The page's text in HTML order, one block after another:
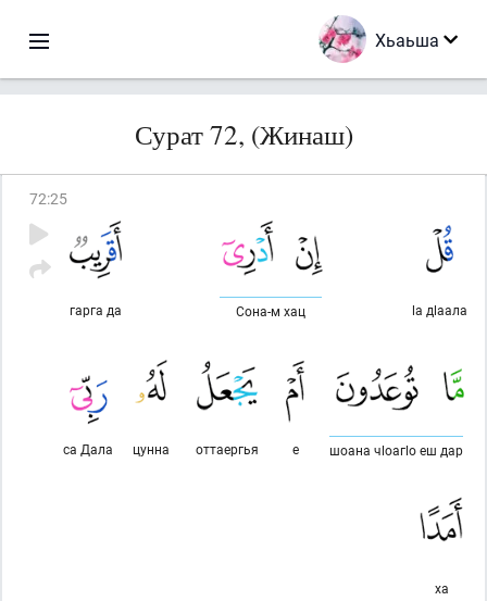
Хьаьша
Сурат 72, (Жинаш)
72:25
lа дlаала
Сона-м хац
гарга да
шоана чlоагlо еш дар
е
оттаергья
цунна
са Дала
ха